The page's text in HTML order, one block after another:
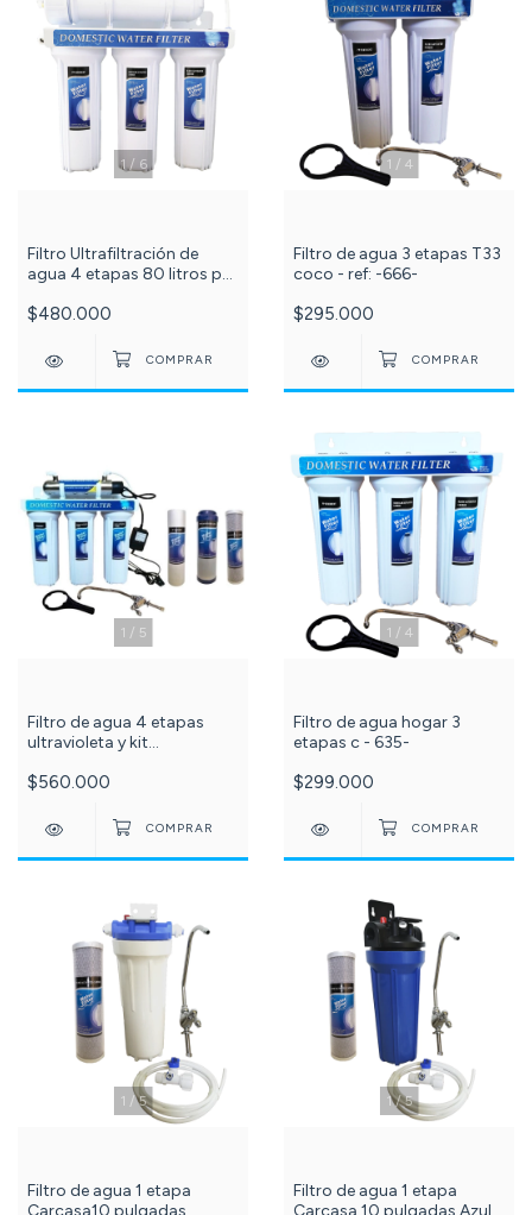
1 / 6
Filtro Ultrafiltración de
agua 4 etapas 80 litros por
$480.000
1 / 4
Filtro de agua 3 etapas T33
coco - ref: -666-
$295.000
1 / 5
Filtro de agua 4 etapas
ultravioleta y kit
pulgadas c -119-501-
$560.000
1 / 4
Filtro de agua hogar 3
etapas c - 635-
$299.000
1 /5
Filtro de agua 1 etapa
Carcasa10 pulgadas
1/5
Filtro de agua 1 etapa
Carcasa 10 pulgadas Azul